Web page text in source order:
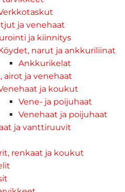
ja venehaat
ja kiinnitys
narut ja ankkuriliinat
Ankkurikelat
airot ja venehaat
ja koukut
Vene- ja poijuhaat
Venehaat ja poijuhaat
ja vanttiruuvit
renkaat ja koukut